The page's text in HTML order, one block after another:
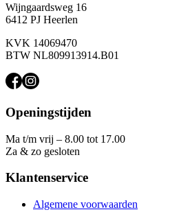
Wijngaardsweg 16
6412 PJ Heerlen
KVK 14069470
BTW NL809913914.B01
Openingstijden
Ma t/m vrij – 8.00 tot 17.00
Za & zo gesloten
Klantenservice
Algemene voorwaarden